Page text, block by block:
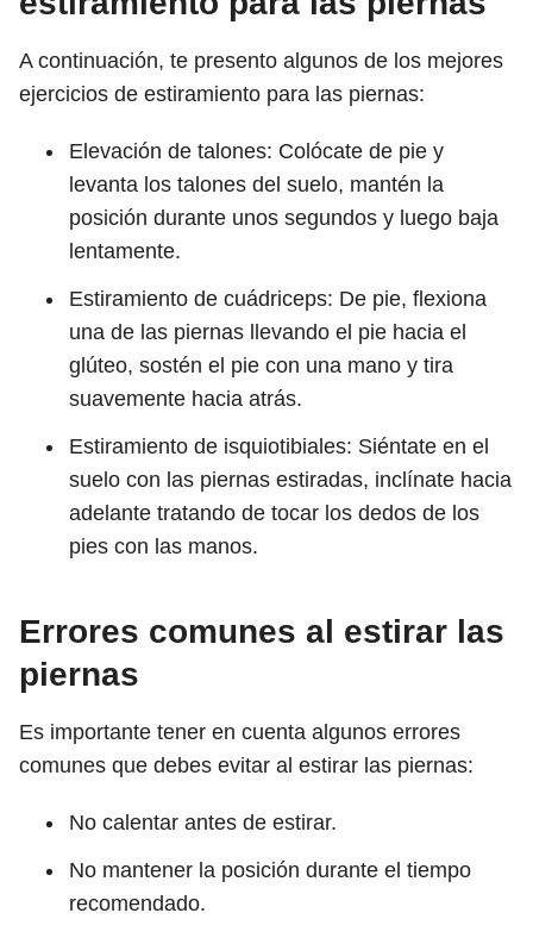
A continuación, te presento algunos de los mejores
ejercicios de estiramiento para las piernas:
Elevación de talones: Colócate de pie y
levanta los talones del suelo, mantén la
posición durante unos segundos y luego baja
lentamente.
Estiramiento de cuádriceps: De pie, flexiona
una de las piernas llevando el pie hacia el
glúteo, sostén el pie con una mano y tira
suavemente hacia atrás.
Estiramiento de isquiotibiales: Siéntate en el
suelo con las piernas estiradas, inclínate hacia
adelante tratando de tocar los dedos de los
pies con las manos.
Errores comunes al estirar las
piernas
Es importante tener en cuenta algunos errores
comunes que debes evitar al estirar las piernas:
No calentar antes de estirar.
No mantener la posición durante el tiempo
recomendado.